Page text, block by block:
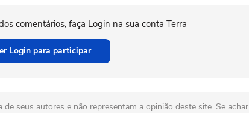
comentários, faça Login na sua conta Terra
Login para participar
seus autores e não representam a opinião deste site. Se achar